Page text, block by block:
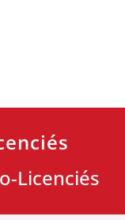
Licenciés